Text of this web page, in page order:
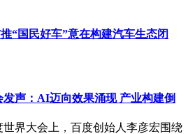
“国民好车”意在构建汽车生态闭
发声：AI迈向效果涌现 产业构建倒
世界大会上，百度创始人李彦宏围绕